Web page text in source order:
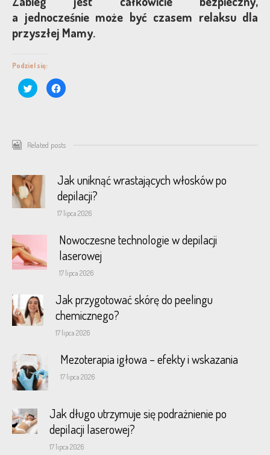
a jednocześnie może być czasem relaksu dla
przyszłej Mamy.
Podziel się:
Click
to
share
window)
Click
to
window)
Related posts
Jak uniknąć wrastających włosków po
depilacji?
17 lipca 2026
Nowoczesne technologie w depilacji
laserowej
17 lipca 2026
Jak przygotować skórę do peelingu
chemicznego?
17 lipca 2026
Mezoterapia igłowa – efekty i wskazania
17 lipca 2026
Jak długo utrzymuje się podrażnienie po
depilacji laserowej?
17 lipca 2026